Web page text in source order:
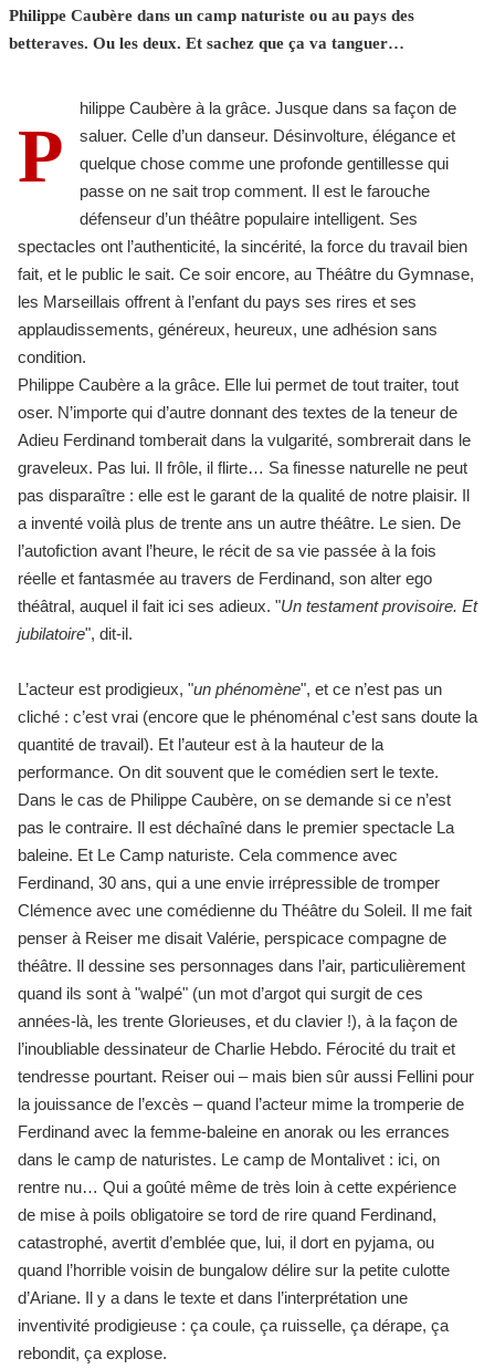
Philippe Caubère dans un camp naturiste ou au pays des
betteraves. Ou les deux. Et sachez que ça va tanguer…
P
hilippe Caubère à la grâce. Jusque dans sa façon de
saluer. Celle d’un danseur. Désinvolture, élégance et
quelque chose comme une profonde gentillesse qui
passe on ne sait trop comment. Il est le farouche
défenseur d’un théâtre populaire intelligent. Ses
spectacles ont l’authenticité, la sincérité, la force du travail bien
fait, et le public le sait. Ce soir encore, au Théâtre du Gymnase,
les Marseillais offrent à l’enfant du pays ses rires et ses
applaudissements, généreux, heureux, une adhésion sans
condition.
Philippe Caubère a la grâce. Elle lui permet de tout traiter, tout
oser. N’importe qui d’autre donnant des textes de la teneur de
Adieu Ferdinand tomberait dans la vulgarité, sombrerait dans le
graveleux. Pas lui. Il frôle, il flirte… Sa finesse naturelle ne peut
pas disparaître : elle est le garant de la qualité de notre plaisir. Il
a inventé voilà plus de trente ans un autre théâtre. Le sien. De
l’autofiction avant l’heure, le récit de sa vie passée à la fois
réelle et fantasmée au travers de Ferdinand, son alter ego
théâtral, auquel il fait ici ses adieux. "Un testament provisoire. Et
jubilatoire", dit-il.
L’acteur est prodigieux, "un phénomène", et ce n’est pas un
cliché : c’est vrai (encore que le phénoménal c’est sans doute la
quantité de travail). Et l’auteur est à la hauteur de la
performance. On dit souvent que le comédien sert le texte.
Dans le cas de Philippe Caubère, on se demande si ce n’est
pas le contraire. Il est déchaîné dans le premier spectacle La
baleine. Et Le Camp naturiste. Cela commence avec
Ferdinand, 30 ans, qui a une envie irrépressible de tromper
Clémence avec une comédienne du Théâtre du Soleil. Il me fait
penser à Reiser me disait Valérie, perspicace compagne de
théâtre. Il dessine ses personnages dans l’air, particulièrement
quand ils sont à "walpé" (un mot d’argot qui surgit de ces
années-là, les trente Glorieuses, et du clavier !), à la façon de
l’inoubliable dessinateur de Charlie Hebdo. Férocité du trait et
tendresse pourtant. Reiser oui – mais bien sûr aussi Fellini pour
la jouissance de l’excès – quand l’acteur mime la tromperie de
Ferdinand avec la femme-baleine en anorak ou les errances
dans le camp de naturistes. Le camp de Montalivet : ici, on
rentre nu… Qui a goûté même de très loin à cette expérience
de mise à poils obligatoire se tord de rire quand Ferdinand,
catastrophé, avertit d’emblée que, lui, il dort en pyjama, ou
quand l’horrible voisin de bungalow délire sur la petite culotte
d’Ariane. Il y a dans le texte et dans l’interprétation une
inventivité prodigieuse : ça coule, ça ruisselle, ça dérape, ça
rebondit, ça explose.